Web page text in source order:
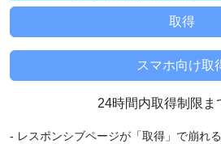
24時間内取得制限ま
- レスポンシブページが「取得」で崩れ